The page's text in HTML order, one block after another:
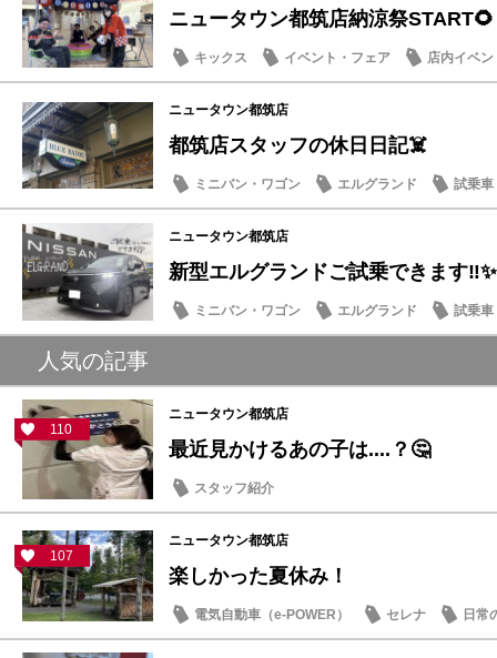
ニュータウン都筑店納涼祭START🌻
キックス イベント・フェア
店内イベン
季節のメンテナンス
ニュータウン都筑店
都筑店スタッフの休日日記☠️
ミニバン・ワゴン エルグランド
試乗車
豆知識
ニュータウン都筑店
新型エルグランドご試乗できます‼️✨
ミニバン・ワゴン エルグランド
試乗車
話題の情報
人気の記事
110
ニュータウン都筑店
最近見かけるあの子は....？🤔
スタッフ紹介
107
ニュータウン都筑店
楽しかった夏休み！
電気自動車（e-POWER） セレナ 日常